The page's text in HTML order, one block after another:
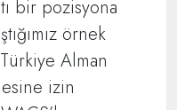
bir pozisyona
örnek
Alman
izin